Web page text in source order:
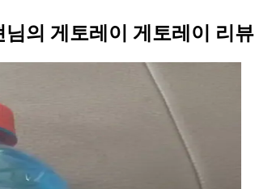
의 게토레이 게토레이 리